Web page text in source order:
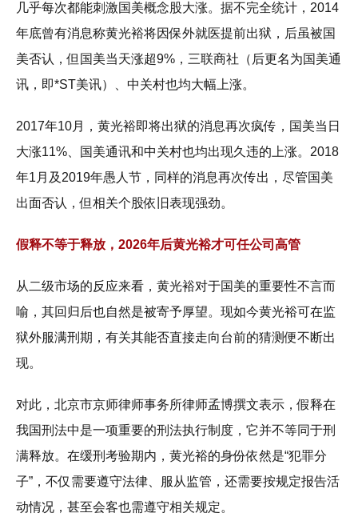
几乎每次都能刺激国美概念股大涨。据不完全统计，2014
年底曾有消息称黄光裕将因保外就医提前出狱，后虽被国
美否认，但国美当天涨超9%，三联商社（后更名为国美通
讯，即*ST美讯）、中关村也均大幅上涨。
2017年10月，黄光裕即将出狱的消息再次疯传，国美当日
大涨11%、国美通讯和中关村也均出现久违的上涨。2018
年1月及2019年愚人节，同样的消息再次传出，尽管国美
出面否认，但相关个股依旧表现强劲。
假释不等于释放，2026年后黄光裕才可任公司高管
从二级市场的反应来看，黄光裕对于国美的重要性不言而
喻，其回归后也自然是被寄予厚望。现如今黄光裕可在监
狱外服满刑期，有关其能否直接走向台前的猜测便不断出
现。
对此，北京市京师律师事务所律师孟博撰文表示，假释在
我国刑法中是一项重要的刑法执行制度，它并不等同于刑
满释放。在缓刑考验期内，黄光裕的身份依然是“犯罪分
子”，不仅需要遵守法律、服从监管，还需要按规定报告活
动情况，甚至会客也需遵守相关规定。